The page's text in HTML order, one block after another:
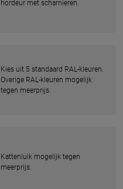
hordeur met scharnieren.
Kies uit 5 standaard RAL-kleuren.
Overige RAL-kleuren mogelijk
tegen meerprijs.
Kattenluik mogelijk tegen
meerprijs.